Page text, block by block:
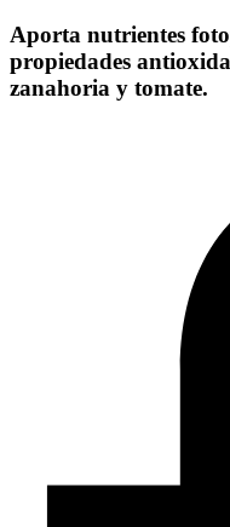
Aporta nutrientes
propiedades
zanahoria y tomate.